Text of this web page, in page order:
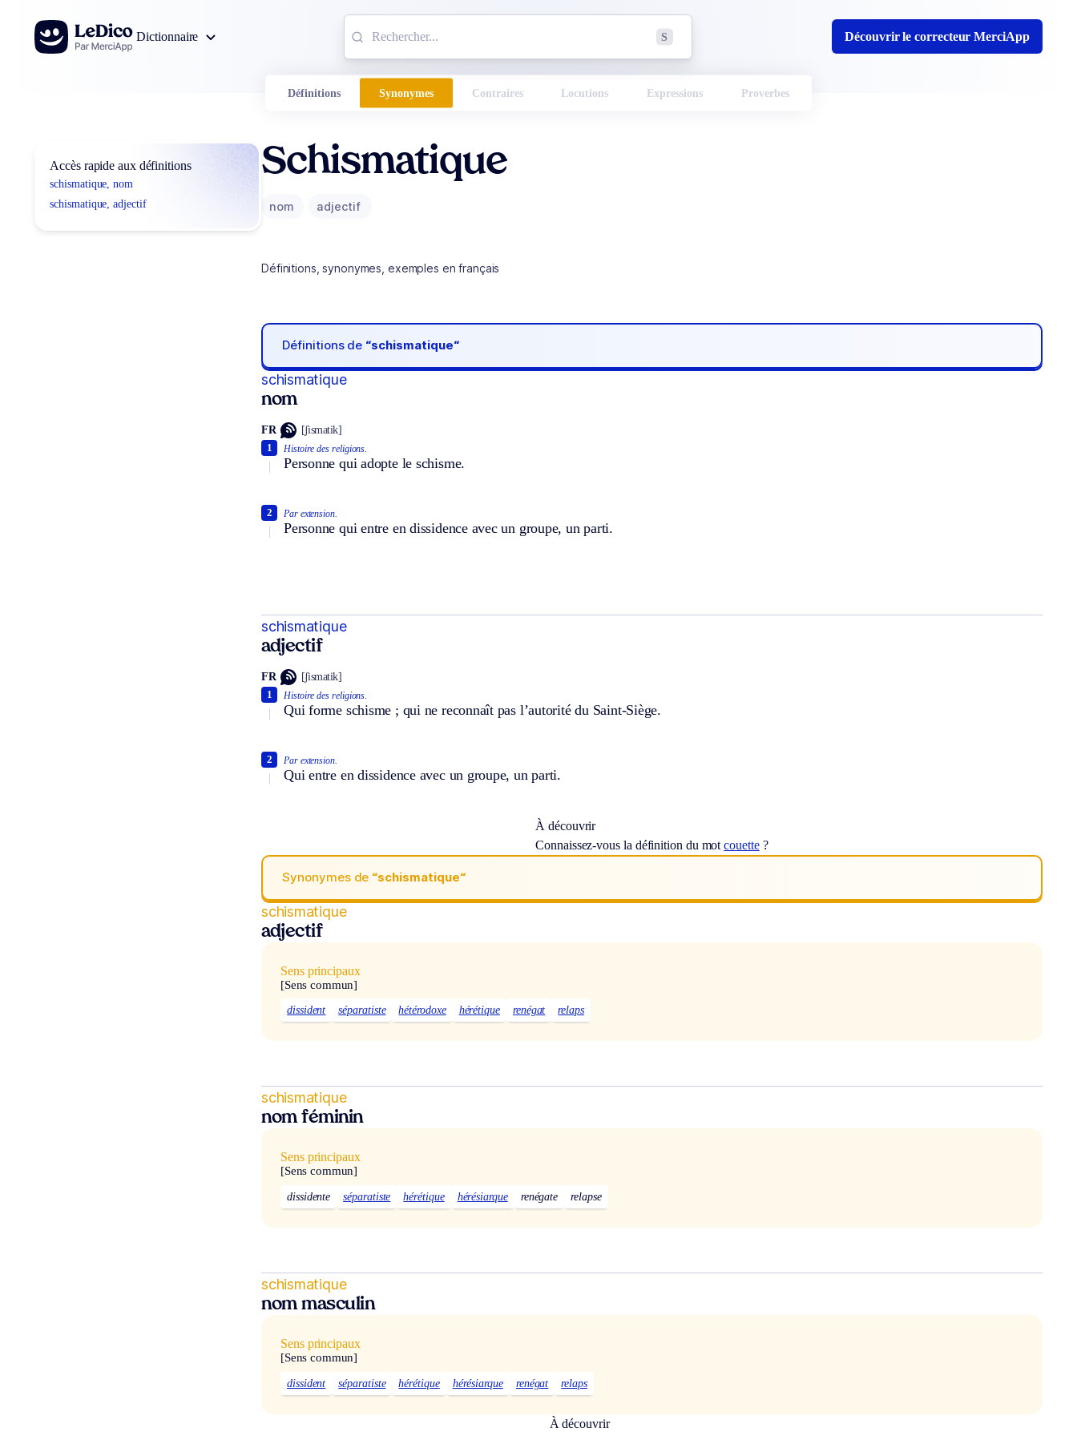
Aller au contenu
Dictionnaire
S Découvrir le correcteur MerciApp
Définitions Synonymes Contraires Locutions Expressions Proverbes
Accès rapide aux définitions
schismatique, nom
schismatique, adjectif
Schismatique
nom adjectif
Définitions, synonymes, exemples en français
Définitions de “schismatique“
schismatique
nom
FR [ʃismatik]
Histoire des religions.
Personne qui adopte le schisme.
1
Par extension.
Personne qui entre en dissidence avec un groupe, un parti.
2
schismatique
adjectif
FR [ʃismatik]
Histoire des religions.
Qui forme schisme ; qui ne reconnaît pas l’autorité du Saint-Siège.
1
Par extension.
Qui entre en dissidence avec un groupe, un parti.
2
À découvrir
Connaissez-vous la définition du motcouette?
Synonymes de “schismatique“
schismatique
adjectif
Sens principaux
[Sens commun]
dissident séparatiste hétérodoxe hérétique renégat relaps
schismatique
nom féminin
Sens principaux
[Sens commun]
dissidente séparatiste hérétique hérésiarque renégate relapse
schismatique
nom masculin
Sens principaux
[Sens commun]
dissident séparatiste hérétique hérésiarque renégat relaps
À découvrir